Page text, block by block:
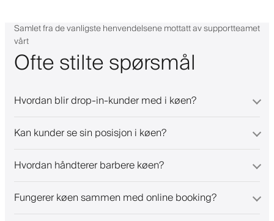
Samlet fra de vanligste henvendelsene mottatt av supportteamet
vårt
Ofte stilte spørsmål
Hvordan blir drop-in-kunder med i køen?
Kan kunder se sin posisjon i køen?
Hvordan håndterer barbere køen?
Fungerer køen sammen med online booking?